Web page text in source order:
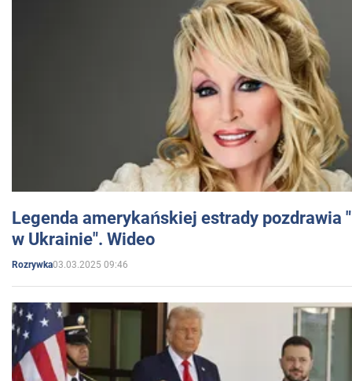
Legenda amerykańskiej estrady pozdrawia
w Ukrainie". Wideo
Rozrywka03.03.2025 09:46